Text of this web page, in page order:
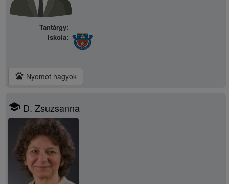
Tantárgy:
Iskola:
pets Nyomot hagyok
school D. Zsuzsanna